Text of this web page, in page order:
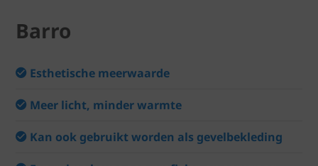
Barro
Esthetische meerwaarde
Meer licht, minder warmte
Kan ook gebruikt worden als gevelbekleding